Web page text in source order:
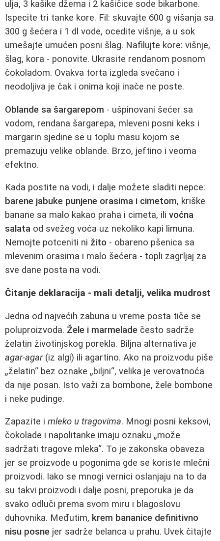
ulja, 3 kašike džema i 2 kašičice sode bikarbone.
Ispecite tri tanke kore. Fil: skuvajte 600 g višanja sa
300 g šećera i 1 dl vode, ocedite višnje, a u sok
umešajte umućen posni šlag. Nafilujte kore: višnje,
šlag, kora - ponovite. Ukrasite rendanom posnom
čokoladom. Ovakva torta izgleda svečano i
neodoljiva je čak i onima koji inače ne poste.
Oblande sa šargarepom - ušpinovani šećer sa
vodom, rendana šargarepa, mleveni posni keks i
margarin sjedine se u toplu masu kojom se
premazuju velike oblande. Brzo, jeftino i veoma
efektno.
Kada postite na vodi, i dalje možete sladiti nepce:
barene jabuke punjene orasima i cimetom, kriške
banane sa malo kakao praha i cimeta, ili voćna
salata od svežeg voća uz nekoliko kapi limuna.
Nemojte potceniti ni žitо - obareno pšenica sa
mlevenim orasima i malo šećera - topli zagrljaj za
sve dane posta na vodi.
Čitanje deklaracija - mali detalji, velika mudrost
Jedna od najvećih zabuna u vreme posta tiče se
poluproizvoda. Žele i marmelade često sadrže
želatin životinjskog porekla. Biljna alternativa je
agar-agar(iz algi) ili agartino. Ako na proizvodu piše
„želatin“ bez oznake „biljni“, velika je verovatnoća
da nije posan. Isto važi za bombone, žele bombone
i neke pudinge.
Zapazite i mleko u tragovima. Mnogi posni keksovi,
čokolade i napolitanke imaju oznaku „može
sadržati tragove mleka“. To je zakonska obaveza
jer se proizvode u pogonima gde se koriste mlečni
proizvodi. Iako se mnogi vernici oslanjaju na to da
su takvi proizvodi i dalje posni, preporuka je da
svako odluči prema svom miru i blagoslovu
duhovnika. Međutim, krem bananice definitivno
nisu posne jer sadrže belanca u prahu. Uvek čitajte